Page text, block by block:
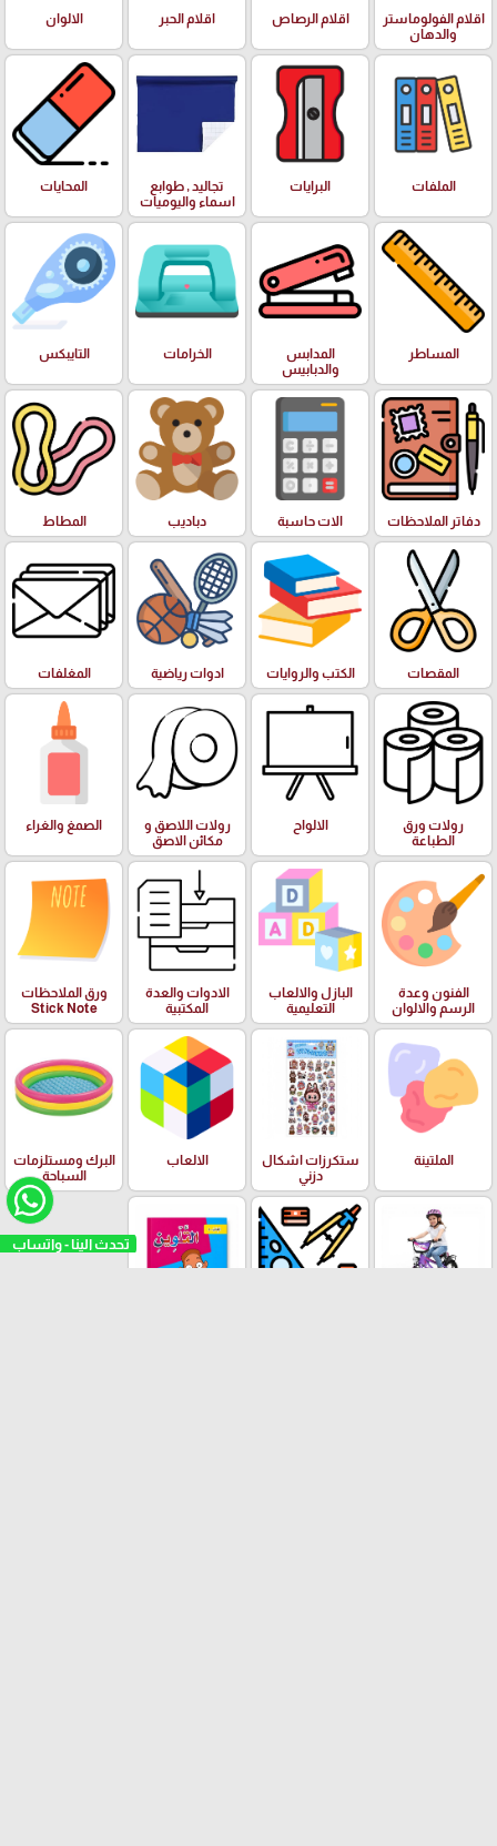
تحدث الينا - واتساب
اقلام الفولوماستر
والدهان
اقلام الرصاص اقلام الحبر الالوان
الملفات البرايات
تجاليد , طوابع
اسماء واليوميات
المحايات
المساطر
المدابس
والدبابيس
الخرامات التايبكس
دفاتر الملاحظات الات حاسبة دباديب المطاط
المقصات الكتب والروايات ادوات رياضية المغلفات
رولات ورق
الطباعة
الالواح
رولات اللاصق و
مكائن الاصق
الصمغ والغراء
الفنون وعدة
الرسم والالوان
البازل والالعاب
التعليمية
الادوات والعدة
المكتبية
ورق الملاحظات
Stick Note
الملتينة
ستكرزات اشكال
دزني
الالعاب
البرك ومستلزمات
السباحة